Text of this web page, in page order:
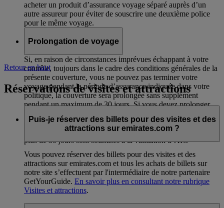
acheter un produit d’assurance voyage séparé auprès d’un
autre assureur pour éviter de souscrire une deuxième police
pour le même voyage.
Prolongation de voyage
Si, en raison de circonstances imprévues échappant à votre
contrôle, toujours dans le cadre des conditions générales de la
présente couverture, vous ne pouvez pas terminer votre
voyage pendant la période d’assurance indiquée dans votre
politique, la couverture sera prolongée sans supplément
pendant un maximum de 30 jours. Si vous devez prolonger
un accompagnant à condition d’avoir obtenu l’autorisation
d’AIG au préalable. Toutes les demandes de prolongation de
plus de 30 jours sont soumises à la validation d’AIG
Retour en haut
Réservations de visites et attractions
Puis-je réserver des billets pour des visites et des
attractions sur emirates.com ?
Vous pouvez réserver des billets pour des visites et des
attractions sur emirates.com et tous les achats de billets sur
notre site s’effectuent par l'intermédiaire de notre partenaire
GetYourGuide. En savoir plus en consultant notre rubrique
Visites et attractions.